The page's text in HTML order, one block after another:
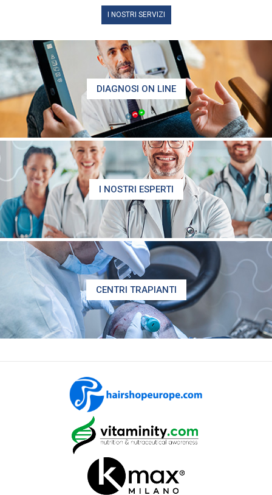
I NOSTRI SERVIZI
DIAGNOSI ON LINE
I NOSTRI ESPERTI
CENTRI TRAPIANTI